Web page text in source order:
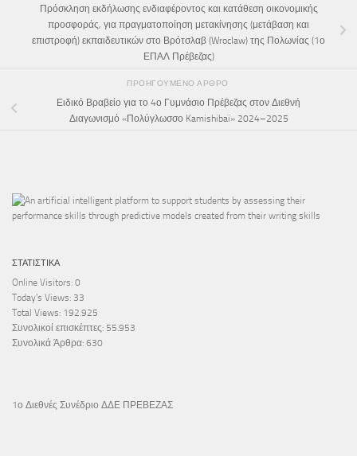
Πρόσκληση εκδήλωσης ενδιαφέροντος και κατάθεση οικονομικής
προσφοράς, για πραγματοποίηση μετακίνησης (μετάβαση και
επιστροφή) εκπαιδευτικών στο Βρότσλαβ (Wroclaw) της Πολωνίας (1ο
ΕΠΑΛ Πρέβεζας)
ΠΡΟΗΓΟΎΜΕΝΟ ΆΡΘΡΟ
Ειδικό Βραβείο για το 4ο Γυμνάσιο Πρέβεζας στον Διεθνή
Διαγωνισμό «Πολύγλωσσο Kamishibaï» 2024–2025
ΣΤΑΤΙΣΤΙΚΆ
Online Visitors: 0
Today's Views: 33
Total Views: 192.925
Συνολικοί επισκέπτες: 55.953
Συνολικά Άρθρα: 630
1ο Διεθνές Συνέδριο ΔΔΕ ΠΡΕΒΕΖΑΣ